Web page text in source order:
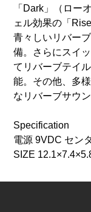
「Dark」（ロー
ェル効果の「
青々しいリバー
備。さらにスイ
てリバーブテイ
能。その他、多
なリバーブサウ
Specification
電源 9VDC セン
SIZE